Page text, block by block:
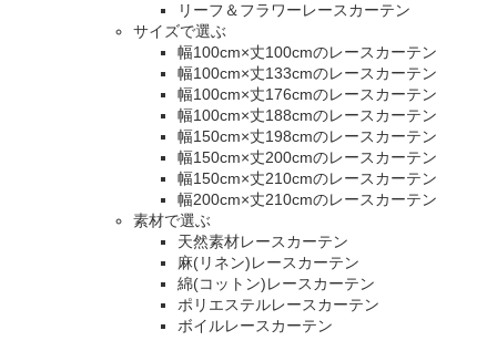
リーフ＆フラワーレースカーテン
サイズで選ぶ
幅100cm×丈100cmのレースカーテン
幅100cm×丈133cmのレースカーテン
幅100cm×丈176cmのレースカーテン
幅100cm×丈188cmのレースカーテン
幅150cm×丈198cmのレースカーテン
幅150cm×丈200cmのレースカーテン
幅150cm×丈210cmのレースカーテン
幅200cm×丈210cmのレースカーテン
素材で選ぶ
天然素材レースカーテン
麻(リネン)レースカーテン
綿(コットン)レースカーテン
ポリエステルレースカーテン
ボイルレースカーテン